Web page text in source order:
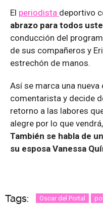
El periodista deportivo
abrazo para todos
conducción del
de sus compañeros y
estrechón de manos.
Así se marca una nueva
comentarista y decide
retorno a las labores
alegre por lo que
También se habla de
su esposa Vanessa
Tags: Oscar del Portal